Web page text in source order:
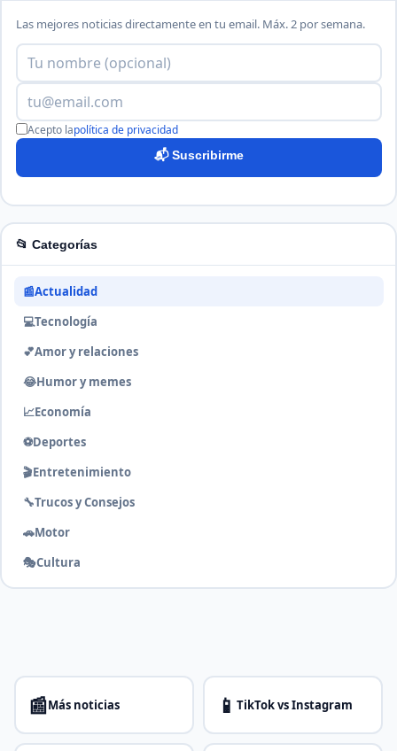
Las mejores noticias directamente en tu email. Máx. 2 por semana.
Acepto lapolítica de privacidad
📬 Suscribirme
📂 Categorías
📰Actualidad
💻Tecnología
💕Amor y relaciones
😂Humor y memes
📈Economía
⚽Deportes
🎬Entretenimiento
🔧Trucos y Consejos
🚗Motor
🎭Cultura
📰Más noticias 📱 TikTok vs Instagram